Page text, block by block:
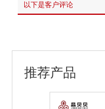
以下是客户评论
推荐产品